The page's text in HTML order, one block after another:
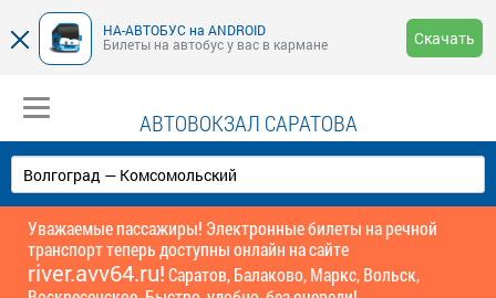
НА-АВТОБУС на ANDROID
Билеты на автобус у вас в кармане
Скачать
АВТОВОКЗАЛ САРАТОВА
Уважаемые пассажиры! Электронные билеты на речной
транспорт теперь доступны онлайн на сайте
river.avv64.ru!Саратов, Балаково, Маркс, Вольск,